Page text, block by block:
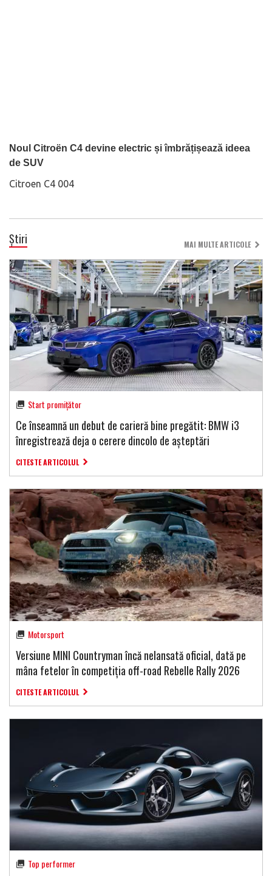
Noul Citroën C4 devine electric și îmbrățișează ideea
de SUV
Citroen C4 004
Știri MAI MULTE ARTICOLE
Start promițător
Ce înseamnă un debut de carieră bine pregătit: BMW i3
înregistrează deja o cerere dincolo de așteptări
CITESTE ARTICOLUL
Motorsport
Versiune MINI Countryman încă nelansată oficial, dată pe
mâna fetelor în competiția off-road Rebelle Rally 2026
CITESTE ARTICOLUL
Top performer